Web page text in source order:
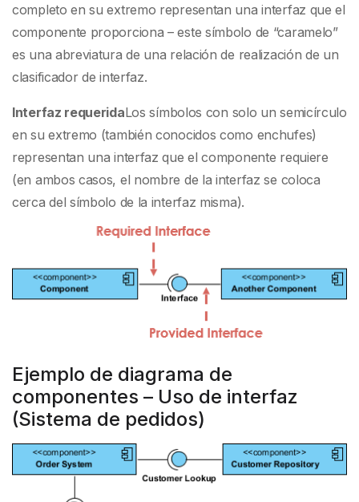
completo en su extremo representan una interfaz que el
componente proporciona – este símbolo de “caramelo”
es una abreviatura de una relación de realización de un
clasificador de interfaz.
Interfaz requeridaLos símbolos con solo un semicírculo
en su extremo (también conocidos como enchufes)
representan una interfaz que el componente requiere
(en ambos casos, el nombre de la interfaz se coloca
cerca del símbolo de la interfaz misma).
Ejemplo de diagrama de
componentes – Uso de interfaz
(Sistema de pedidos)